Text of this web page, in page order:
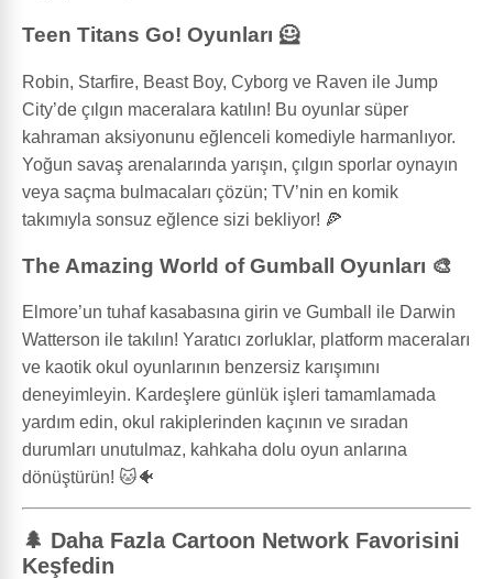
Teen Titans Go! Oyunları 🦸
Robin, Starfire, Beast Boy, Cyborg ve Raven ile Jump
City’de çılgın maceralara katılın! Bu oyunlar süper
kahraman aksiyonunu eğlenceli komediyle harmanlıyor.
Yoğun savaş arenalarında yarışın, çılgın sporlar oynayın
veya saçma bulmacaları çözün; TV’nin en komik
takımıyla sonsuz eğlence sizi bekliyor! 🍕
The Amazing World of Gumball Oyunları 🎨
Elmore’un tuhaf kasabasına girin ve Gumball ile Darwin
Watterson ile takılın! Yaratıcı zorluklar, platform maceraları
ve kaotik okul oyunlarının benzersiz karışımını
deneyimleyin. Kardeşlere günlük işleri tamamlamada
yardım edin, okul rakiplerinden kaçının ve sıradan
durumları unutulmaz, kahkaha dolu oyun anlarına
dönüştürün! 🐱🐠
🌲 Daha Fazla Cartoon Network Favorisini
Keşfedin